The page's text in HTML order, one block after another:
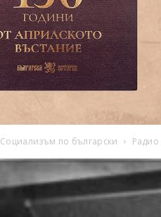
Социализъм по български Радио